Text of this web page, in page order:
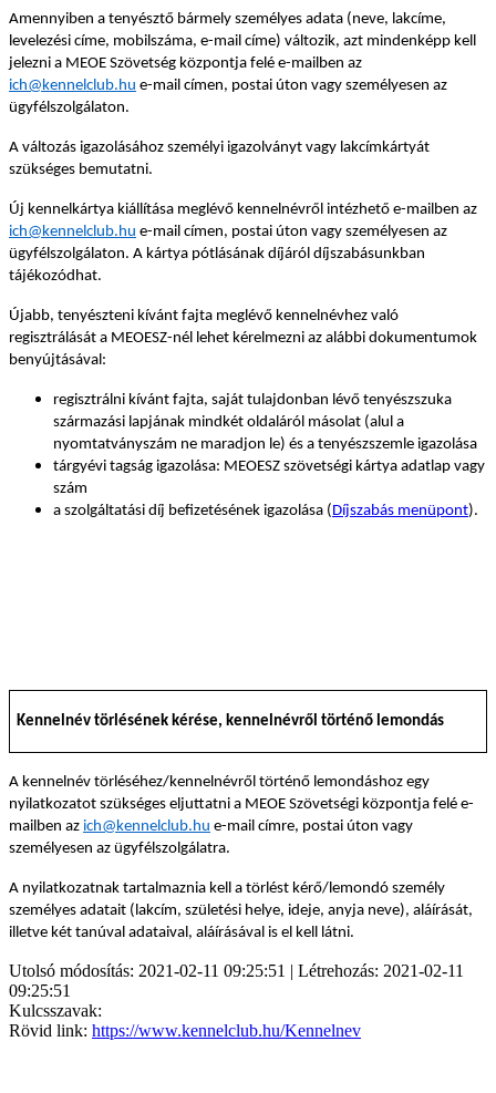
Amennyiben a tenyésztő bármely személyes adata (neve, lakcíme,
levelezési címe, mobilszáma, e-mail címe) változik, azt mindenképp kell
jelezni a MEOE Szövetség központja felé e-mailben az
ich@kennelclub.hu e-mail címen, postai úton vagy személyesen az
ügyfélszolgálaton.
A változás igazolásához személyi igazolványt vagy lakcímkártyát
szükséges bemutatni.
Új kennelkártya kiállítása meglévő kennelnévről intézhető e-mailben az
ich@kennelclub.hu e-mail címen, postai úton vagy személyesen az
ügyfélszolgálaton. A kártya pótlásának díjáról díjszabásunkban
tájékozódhat.
Újabb, tenyészteni kívánt fajta meglévő kennelnévhez való
regisztrálását a MEOESZ-nél lehet kérelmezni az alábbi dokumentumok
benyújtásával:
regisztrálni kívánt fajta, saját tulajdonban lévő tenyészszuka
származási lapjának mindkét oldaláról másolat (alul a
nyomtatványszám ne maradjon le) és a tenyészszemle igazolása
tárgyévi tagság igazolása: MEOESZ szövetségi kártya adatlap vagy
szám
a szolgáltatási díj befizetésének igazolása ( Díjszabás menüpont).
Kennelnév törlésének kérése, kennelnévről történő lemondás
A kennelnév törléséhez/kennelnévről történő lemondáshoz egy
nyilatkozatot szükséges eljuttatni a MEOE Szövetségi központja felé e-
mailben az ich@kennelclub.hu e-mail címre, postai úton vagy
személyesen az ügyfélszolgálatra.
A nyilatkozatnak tartalmaznia kell a törlést kérő/lemondó személy
személyes adatait (lakcím, születési helye, ideje, anyja neve), aláírását,
illetve két tanúval adataival, aláírásával is el kell látni.
Utolsó módosítás: 2021-02-11 09:25:51 | Létrehozás: 2021-02-11
09:25:51
Kulcsszavak:
Rövid link: https://www.kennelclub.hu/Kennelnev